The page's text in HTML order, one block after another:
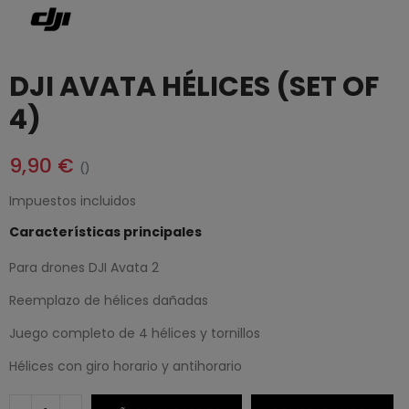
DJI AVATA HÉLICES (SET OF
4)
9,90 € ()
Impuestos incluidos
Características principales
Para drones DJI Avata 2
Reemplazo de hélices dañadas
Juego completo de 4 hélices y tornillos
Hélices con giro horario y antihorario